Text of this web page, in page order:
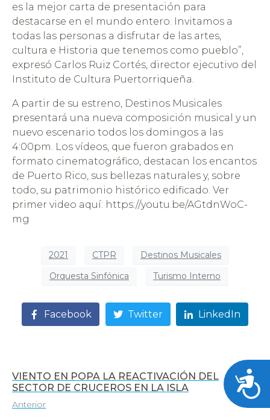
es la mejor carta de presentación para
destacarse en el mundo entero. Invitamos a
todas las personas a disfrutar de las artes,
cultura e Historia que tenemos como pueblo”,
expresó Carlos Ruiz Cortés, director ejecutivo del
Instituto de Cultura Puertorriqueña.
A partir de su estreno, Destinos Musicales
presentará una nueva composición musical y un
nuevo escenario todos los domingos a las
4:00pm. Los vídeos, que fueron grabados en
formato cinematográfico, destacan los encantos
de Puerto Rico, sus bellezas naturales y, sobre
todo, su patrimonio histórico edificado. Ver
primer video aquí: https://youtu.be/AGtdnWoC-
mg
2021 CTPR
Destinos Musicales
Orquesta Sinfónica
Turismo Interno
Facebook Twitter LinkedIn
VIENTO EN POPA LA REACTIVACIÓN DEL
SECTOR DE CRUCEROS EN LA ISLA
Anterior